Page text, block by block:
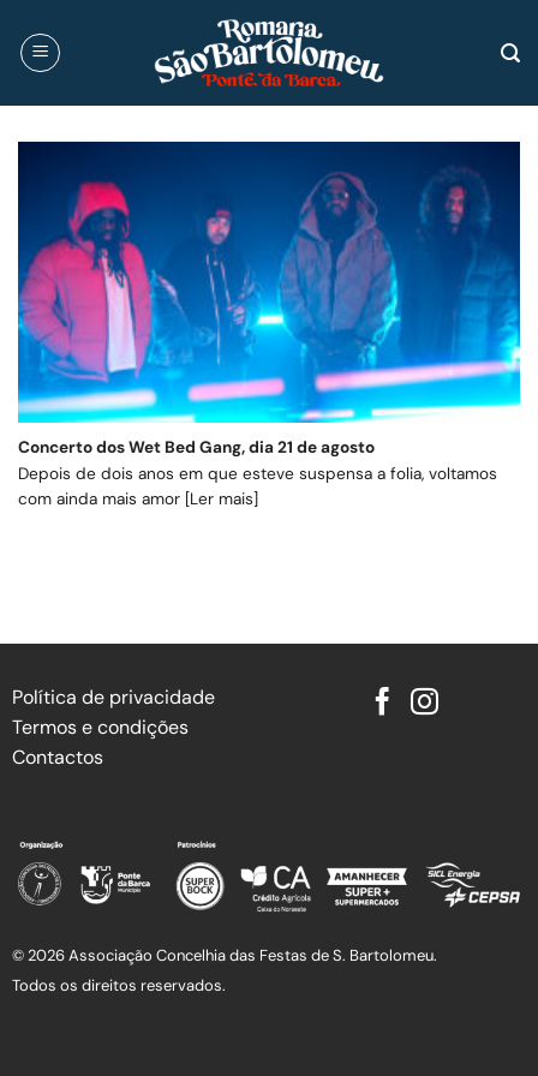
content
Concerto dos Wet Bed Gang, dia 21 de agosto
Depois de dois anos em que esteve suspensa a folia, voltamos
com ainda mais amor [Ler mais]
Política de privacidade
Termos e condições
Contactos
© 2026 Associação Concelhia das Festas de S. Bartolomeu.
Todos os direitos reservados.